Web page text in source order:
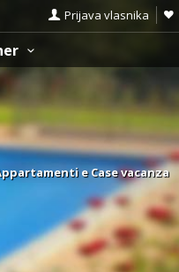
Prijava vlasnika
e Case vacanza